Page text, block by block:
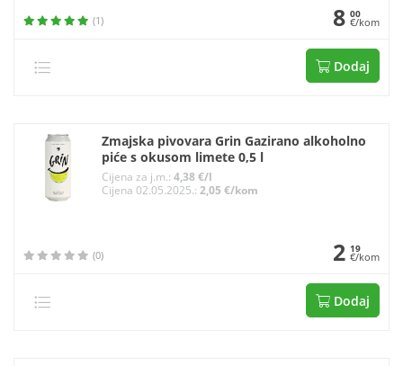
(1) 8 00
€/kom
Dodaj
Zmajska pivovara Grin Gazirano alkoholno
piće s okusom limete 0,5 l
Cijena za j.m.:4,38 €/l
Cijena 02.05.2025.:2,05 €/kom
(0) 2 19
€/kom
Dodaj